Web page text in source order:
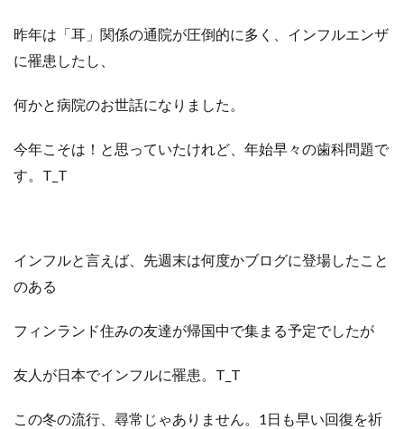
昨年は「耳」関係の通院が圧倒的に多く、インフルエンザ
に罹患したし、
何かと病院のお世話になりました。
今年こそは！と思っていたけれど、年始早々の歯科問題で
す。T_T
インフルと言えば、先週末は何度かブログに登場したこと
のある
フィンランド住みの友達が帰国中で集まる予定でしたが
友人が日本でインフルに罹患。T_T
この冬の流行、尋常じゃありません。1日も早い回復を祈